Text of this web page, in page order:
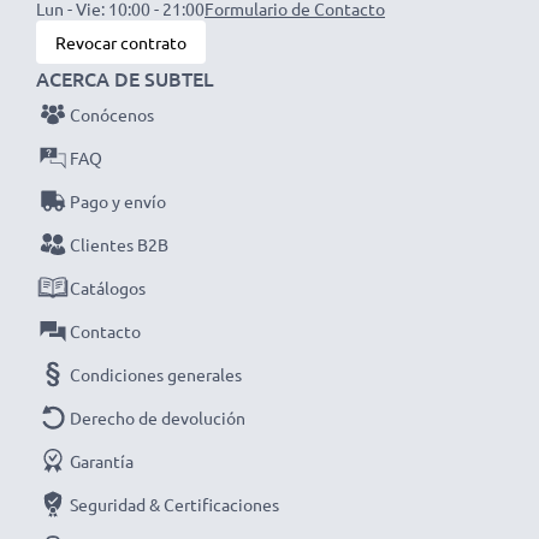
diseño ergonómico y funcional
✔ Corriente de carga variable para una carga
personalizada de cada batería
✔ Indicador LED para un control preciso del estado de
carga de las baterías
universal
Especificaciones técnicas cargador mechero coche
para GPS Navman N20 / N40i / N60i / icn 530:
Marca:subtel
Entrada / Input:
Conector 1:
Lun - Vie: 10:00 - 21:00Formulario de Contacto
Revocar contrato
ACERCA DE SUBTEL
Conócenos
FAQ
Pago y envío
Clientes B2B
Catálogos
Contacto
Condiciones generales
Derecho de devolución
Garantía
Seguridad & Certificaciones